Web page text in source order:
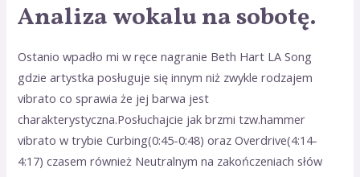
Analiza wokalu na sobotę.
Ostanio wpadło mi w ręce nagranie Beth Hart LA Song
gdzie artystka posługuje się innym niż zwykle rodzajem
vibrato co sprawia że jej barwa jest
charakterystyczna.Posłuchajcie jak brzmi tzw.hammer
vibrato w trybie Curbing(0:45-0:48) oraz Overdrive(4:14-
4:17) czasem również Neutralnym na zakończeniach słów
Analiza
na
sobotę.